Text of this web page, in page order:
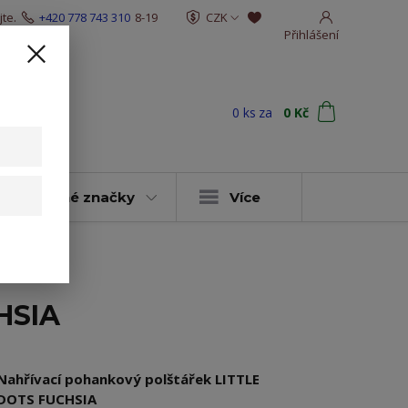
CZK
Přihlášení
+420 778 743 310 8-19
0 ks za 0 Kč
vybrané značky Více
pohankový polštářek LITTLE
FUCHSIA